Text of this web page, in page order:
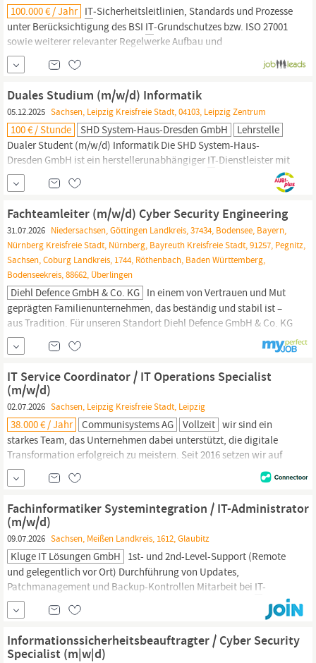
100.000 € / Jahr IT‑Sicherheitsleitlinien, Standards und Prozesse
unter Berücksichtigung des BSI IT‑Grundschutzes bzw. ISO 27001
sowie weiterer relevanter Regelwerke Aufbau und
Weiterentwicklung eines
Informationssicherheitsmanagementsystems (ISMS), eines
Incident Managements (SIM) sowie einer
Duales Studium (m/w/d) Informatik
05.12.2025 Sachsen, Leipzig Kreisfreie Stadt, 04103, Leipzig Zentrum
100 € / Stunde SHD System-Haus-Dresden GmbH
Lehrstelle
Dualer Student (m/w/d) Informatik Die SHD System-Haus-
Dresden GmbH ist ein herstellerunabhängiger IT-Dienstleister mit
sechs Standorten in Nord- und Ostdeutschland. Seit der
Gründung 1990 hat sich die SHD zum Technologieführer und
Serviceanbieter in den Bereichen
Digitalisierung entwickelt...
Fachteamleiter (m/w/d) Cyber Security Engineering
31.07.2026 Niedersachsen, Göttingen Landkreis, 37434, Bodensee, Bayern,
Nürnberg Kreisfreie Stadt, Nürnberg, Bayreuth Kreisfreie Stadt, 91257, Pegnitz,
Sachsen, Coburg Landkreis, 1744, Röthenbach, Baden Württemberg,
Bodenseekreis, 88662, Überlingen
Diehl Defence GmbH & Co. KG In einem von Vertrauen und Mut
geprägten Familien­unter­nehmen, das beständig und stabil ist –
aus Tradition. Für unseren Standort Diehl Defence GmbH & Co. KG
in Überlingen am Bodensee oder Röthenbach an der Pegnitz
suchen wir ab 01.03.2026 einen: Fachteamleiter (m/w/d) Cyber
Engineering Sie über­nehmen den Aufbau des neuen
IT Service Coordinator / IT Operations Specialist
(m/w/d)
02.07.2026 Sachsen, Leipzig Kreisfreie Stadt, Leipzig
38.000 € / Jahr Communisystems AG Vollzeit wir sind ein
starkes Team, das Unternehmen dabei unterstützt, die digitale
Transformation erfolgreich zu meistern. Seit 2016 setzen wir auf
Innovation, Zusammenarbeit und Fortschritt, um in allen
IT-
Bereichen Lösungen zu bieten: von
-Infrastruktur über Cloud
bis hin zur individuellen Software...
Fachinformatiker Systemintegration / IT-Administrator
(m/w/d)
09.07.2026 Sachsen, Meißen Landkreis, 1612, Glaubitz
Kluge IT Lösungen GmbH 1st- und 2nd-Level-Support (Remote
und gelegentlich vor Ort) Durchführung von Updates,
Patchmanagement und Backup-Kontrollen Mitarbeit bei IT-
Projekten (Migrationen, Netzwerke,
Qualifikation Abgeschlossene Ausbildung als Fachinformatiker
Systemintegration oder vergleichbare Qualifikation Erfahrung in
der...
Informationssicherheitsbeauftragter / Cyber Security
Specialist (m|w|d)